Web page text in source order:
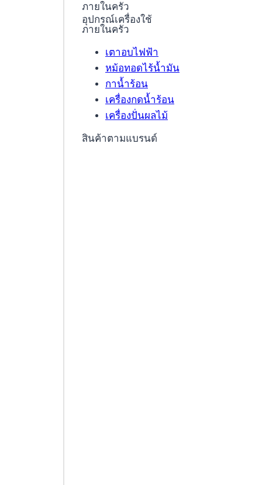
ภายในครัว
อุปกรณ์เครื่องใช้
ภายในครัว
เตาอบไฟฟ้า
หม้อทอดไร้น้ำมัน
กาน้ำร้อน
เครื่องกดน้ำร้อน
เครื่องปั่นผลไม้
สินค้าตามแบรนด์